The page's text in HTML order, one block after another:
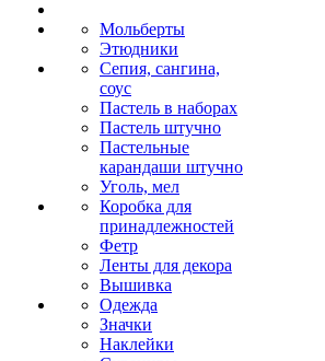
Мольберты
Этюдники
Сепия, сангина,
соус
Пастель в наборах
Пастель штучно
Пастельные
карандаши штучно
Уголь, мел
Коробка для
принадлежностей
Фетр
Ленты для декора
Вышивка
Одежда
Значки
Наклейки